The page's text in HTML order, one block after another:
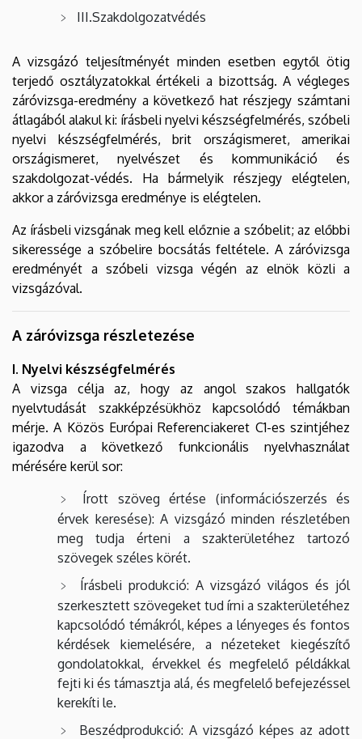
III.Szakdolgozatvédés
A vizsgázó teljesítményét minden esetben egytől ötig
terjedő osztályzatokkal értékeli a bizottság. A végleges
záróvizsga-eredmény a következő hat részjegy számtani
átlagából alakul ki: írásbeli nyelvi készségfelmérés, szóbeli
nyelvi készségfelmérés, brit országismeret, amerikai
országismeret, nyelvészet és kommunikáció és
szakdolgozat-védés. Ha bármelyik részjegy elégtelen,
akkor a záróvizsga eredménye is elégtelen.
Az írásbeli vizsgának meg kell előznie a szóbelit; az előbbi
sikeressége a szóbelire bocsátás feltétele. A záróvizsga
eredményét a szóbeli vizsga végén az elnök közli a
vizsgázóval.
A záróvizsga részletezése
I. Nyelvi készségfelmérés
A vizsga célja az, hogy az angol szakos hallgatók
nyelvtudását szakképzésükhöz kapcsolódó témákban
mérje. A Közös Európai Referenciakeret C1-es szintjéhez
igazodva a következő funkcionális nyelvhasználat
mérésére kerül sor:
Írott szöveg értése (információszerzés és
érvek keresése): A vizsgázó minden részletében
meg tudja érteni a szakterületéhez tartozó
szövegek széles körét.
Írásbeli produkció: A vizsgázó világos és jól
szerkesztett szövegeket tud írni a szakterületéhez
kapcsolódó témákról, képes a lényeges és fontos
kérdések kiemelésére, a nézeteket kiegészítő
gondolatokkal, érvekkel és megfelelő példákkal
fejti ki és támasztja alá, és megfelelő befejezéssel
kerekíti le.
Beszédprodukció: A vizsgázó képes az adott